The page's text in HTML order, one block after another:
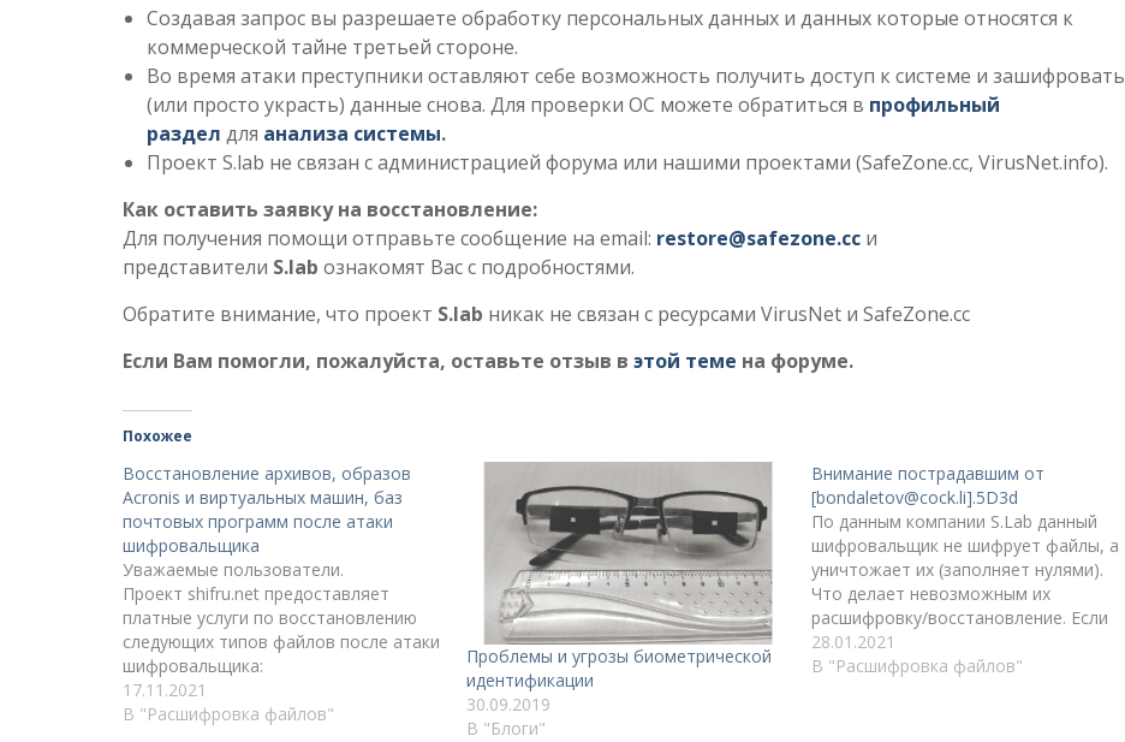
Создавая запрос вы разрешаете обработку персональных данных и данных которые относятся к
коммерческой тайне третьей стороне.
Во время атаки преступники оставляют себе возможность получить доступ к системе и зашифровать
(или просто украсть) данные снова. Для проверки ОС можете обратиться в профильный
раздел для анализа системы.
Проект S.lab не связан с администрацией форума или нашими проектами (SafeZone.cc, VirusNet.info).
Как оставить заявку на восстановление:
Для получения помощи отправьте сообщение на email: restore@safezone.cc и
представители S.lab ознакомят Вас с подробностями.
Обратите внимание, что проект S.lab никак не связан с ресурсами VirusNet и SafeZone.cc
Если Вам помогли, пожалуйста, оставьте отзыв в этой теме на форуме.
Похожее
Восстановление архивов, образов
Acronis и виртуальных машин, баз
почтовых программ после атаки
шифровальщика
Уважаемые пользователи.
Проект shifru.net предоставляет
платные услуги по восстановлению
следующих типов файлов после атаки
шифровальщика:
архивы rar и zip;образы Acronis,
veeam, windows backup;образы
17.11.2021
В "Расшифровка файлов"
Проблемы и угрозы биометрической
идентификации
30.09.2019
В "Блоги"
Внимание пострадавшим от
[bondaletov@cock.li].5D3d
По данным компании S.Lab данный
шифровальщик не шифрует файлы, а
уничтожает их (заполняет нулями).
Что делает невозможным их
расшифровку/восстановление. Если
же вы приняли решение платить
выкуп преступникам (что
28.01.2021
В "Расшифровка файлов"